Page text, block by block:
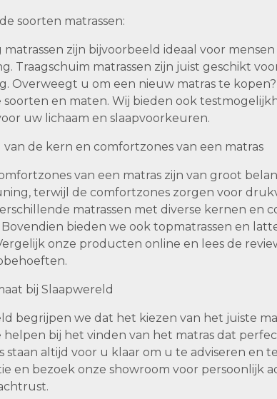
soorten matrassen:
zijn bijvoorbeeld ideaal voor
Traagschuim matrassen zijn juist geschikt
Overweegt u om een nieuw matras te
en maten. Wij bieden ook
uw lichaam en slaapvoorkeuren.
van de kern en comfortzones van een matras
van een matras zijn van groot
terwijl de comfortzones zorgen voor
matrassen met diverse kernen en
bieden we ook topmatrassen en
onze producten online en lees de
bij Slaapwereld
begrijpen we dat het kiezen van het juiste
helpen bij het vinden van het matras dat
staan altijd voor u klaar om u te adviseren en
en bezoek onze showroom voor persoonlijk